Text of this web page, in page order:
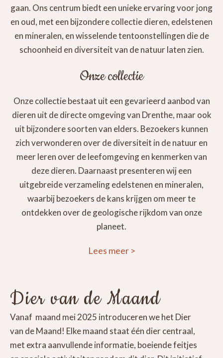
gaan. Ons centrum biedt een unieke ervaring voor jong
en oud, met een bijzondere collectie dieren, edelstenen
en mineralen, en wisselende tentoonstellingen die de
schoonheid en diversiteit van de natuur laten zien.
Onze collectie
Onze collectie bestaat uit een gevarieerd aanbod van
dieren uit de directe omgeving van Drenthe, maar ook
uit bijzondere soorten van elders. Bezoekers kunnen
zich verwonderen over de diversiteit in de natuur en
meer leren over de leefomgeving en kenmerken van
deze dieren. Daarnaast presenteren wij een
uitgebreide verzameling edelstenen en mineralen,
waarbij bezoekers de kans krijgen om meer te
ontdekken over de geologische rijkdom van onze
planeet.
Lees meer >
Dier van de Maand
Vanaf maand mei 2025 introduceren we het Dier
van de Maand! Elke maand staat één dier centraal,
met extra aanvullende informatie, boeiende feitjes